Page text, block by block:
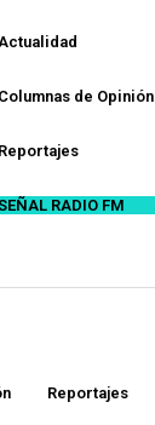
Actualidad
Columnas de Opinión
Reportajes
RADIO FM
Reportajes